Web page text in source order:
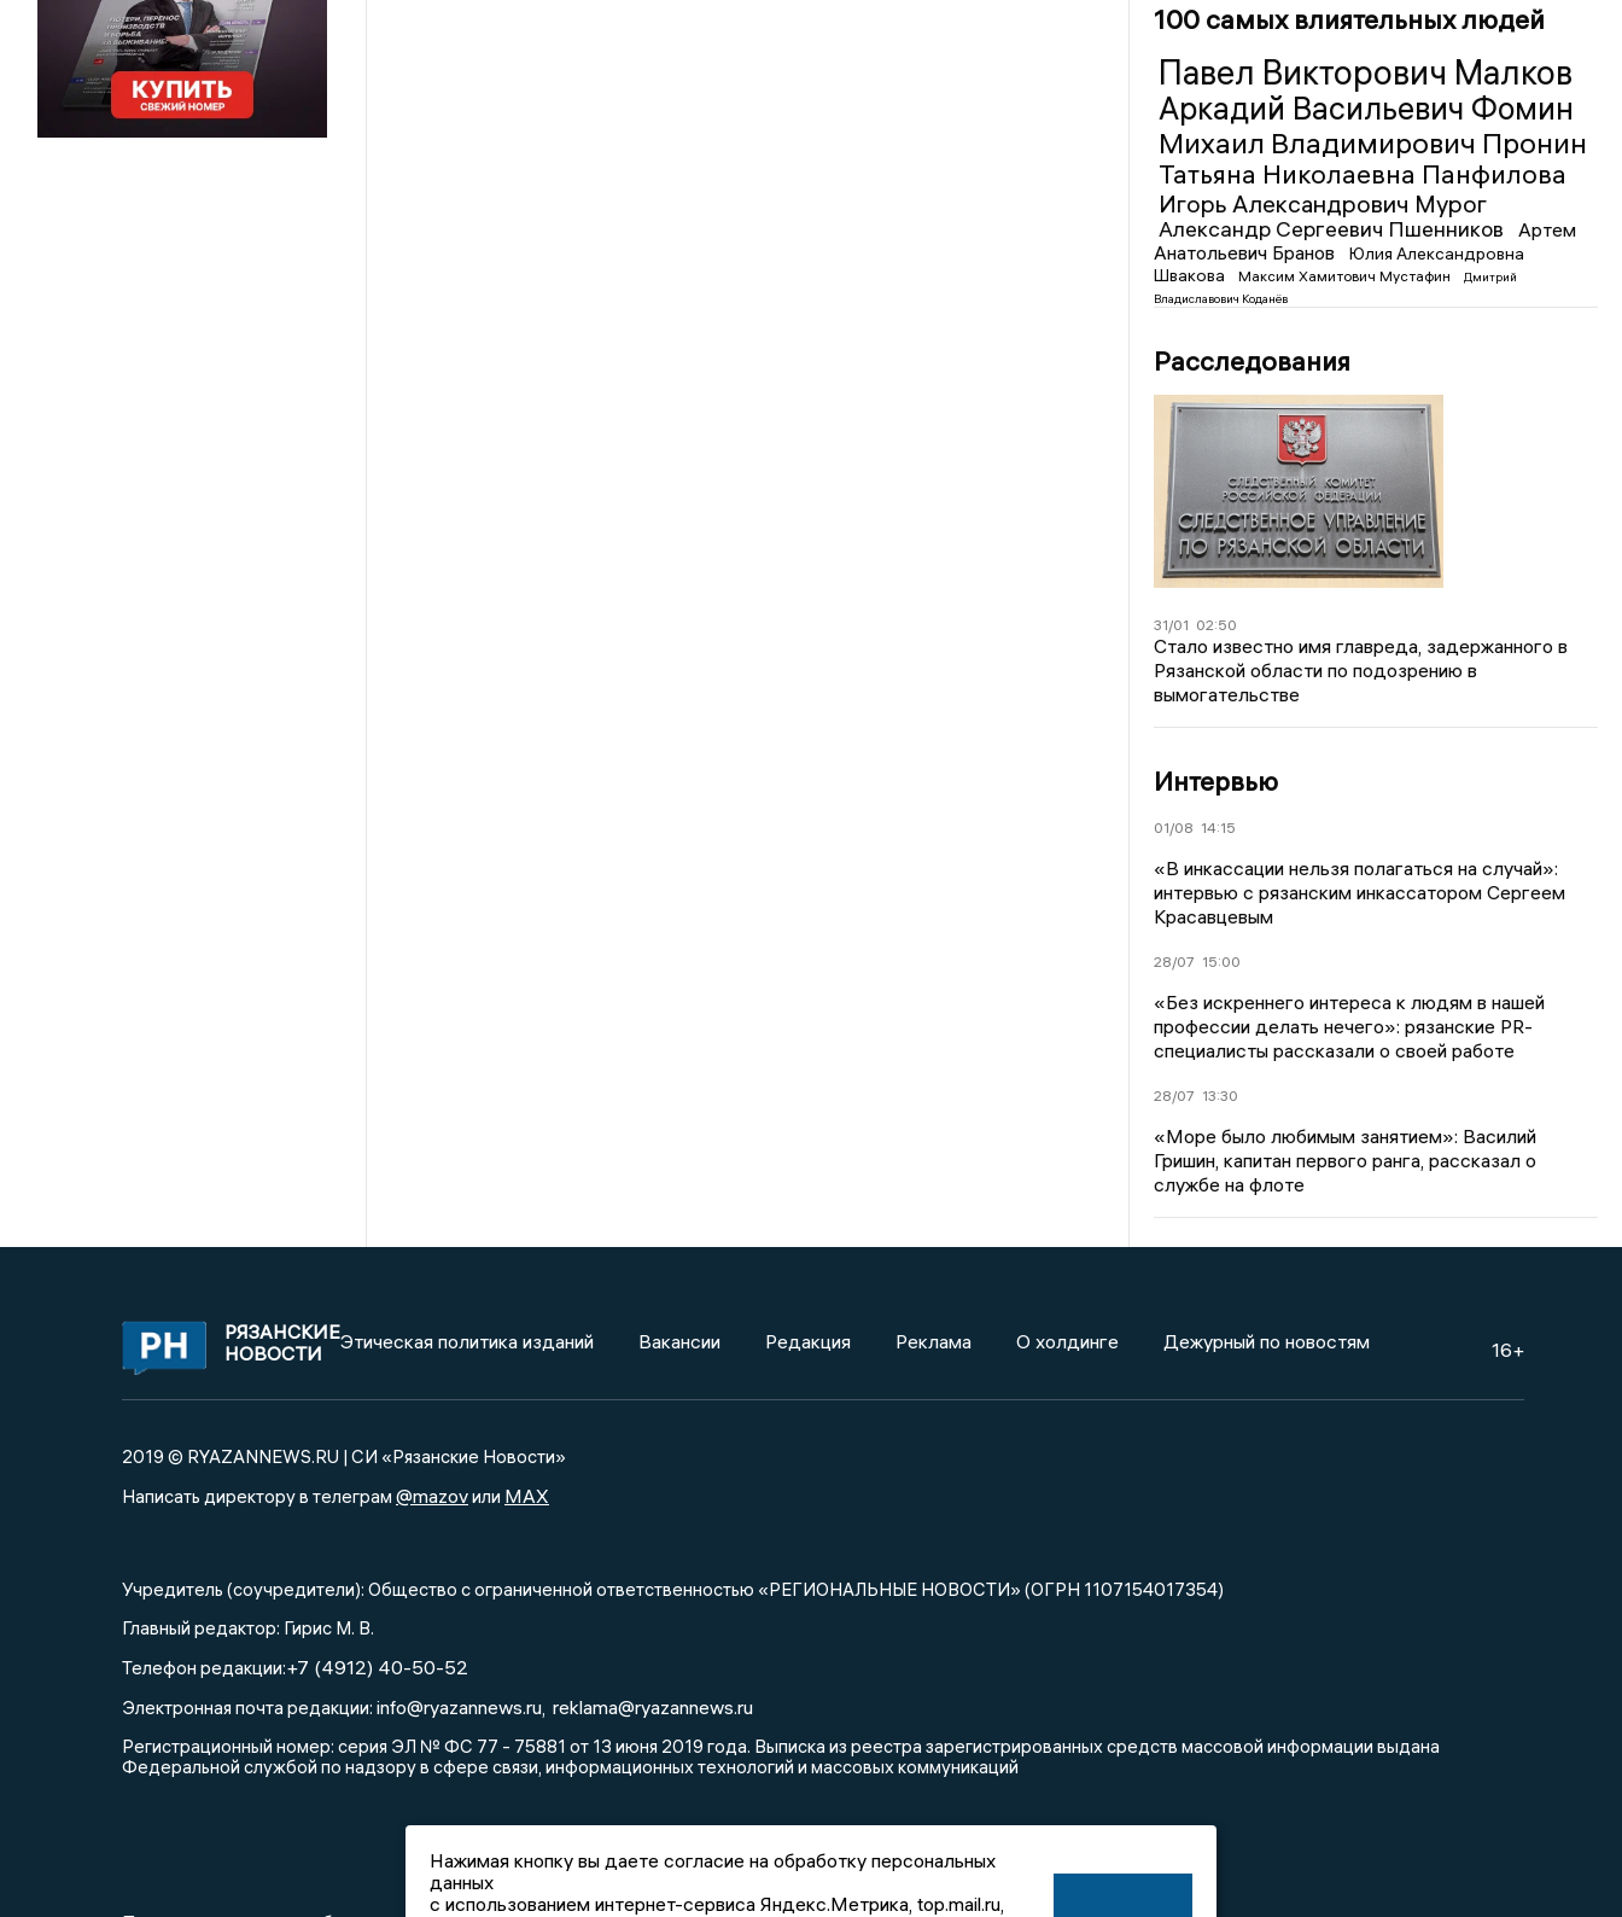
100 самых влиятельных людей
Павел Викторович Малков
Аркадий Васильевич Фомин
Михаил Владимирович Пронин
Татьяна Николаевна Панфилова
Игорь Александрович Мурог
Александр Сергеевич Пшенников
Артем
Анатольевич Бранов
Юлия Александровна
Швакова
Максим Хамитович Мустафин
Дмитрий
Владиславович Коданёв
Расследования
31/01 02:50
Стало известно имя главреда, задержанного в
Рязанской области по подозрению в
вымогательстве
Интервью
01/08 14:15
«В инкассации нельзя полагаться на случай»:
интервью с рязанским инкассатором Сергеем
Красавцевым
28/07 15:00
«Без искреннего интереса к людям в нашей
профессии делать нечего»: рязанские PR-
специалисты рассказали о своей работе
28/07 13:30
«Море было любимым занятием»: Василий
Гришин, капитан первого ранга, рассказал о
службе на флоте
РЯЗАНСКИЕ
НОВОСТИ
Этическая политика изданий Вакансии Редакция Реклама О холдинге Дежурный по новостям 16+
2019 © RYAZANNEWS.RU | СИ «Рязанские Новости»
Написать директору в телеграм @mazovили MAX
Учредитель (соучредители): Общество с ограниченной ответственностью «РЕГИОНАЛЬНЫЕ НОВОСТИ» (ОГРН 1107154017354)
Главный редактор: Гирис М. В.
Телефон редакции:+7 (4912) 40-50-52
Электронная почта редакции: info@ryazannews.ru reklama@ryazannews.ru
Регистрационный номер: серия ЭЛ № ФС 77 - 75881 от 13 июня 2019 года. Выписка из реестра зарегистрированных средств массовой информации выдана
Федеральной службой по надзору в сфере связи, информационных технологий и массовых коммуникаций
Нажимая кнопку вы даете согласие на обработку персональных
данных
с использованием интернет-сервиса Яндекс.Метрика, top.mail.ru,